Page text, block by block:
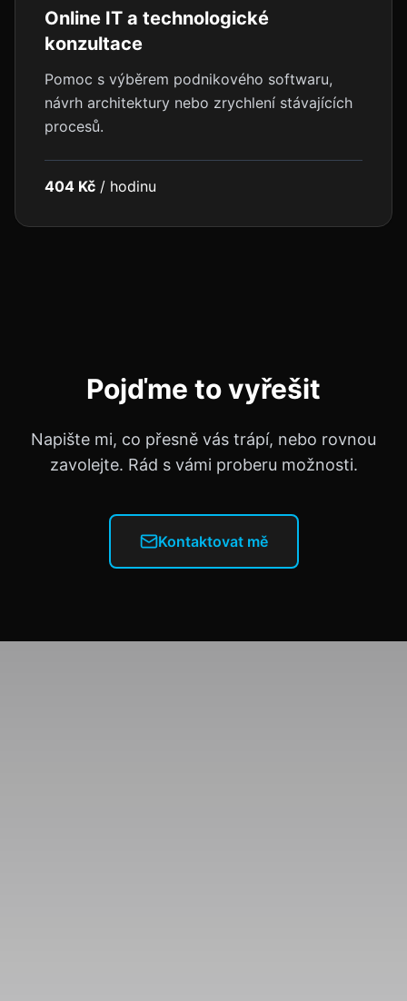
Online IT a technologické
konzultace
Pomoc s výběrem podnikového softwaru,
návrh architektury nebo zrychlení stávajících
procesů.
404 Kč / hodinu
Pojďme to vyřešit
Napište mi, co přesně vás trápí, nebo rovnou
zavolejte. Rád s vámi proberu možnosti.
Kontaktovat mě